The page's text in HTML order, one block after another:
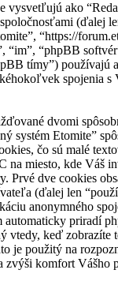
vysvetľujú ako
(ďalej
“https://
“im”, “phpBB
tímy”) používajú
spojenia s
dvomi
systém Etomite”
čo sú malé
na miesto, kde Váš
Prvé dve cookies
(ďalej len
anonymného
automaticky priradí
vtedy, keď zobrazíte
je použitý na
zvýši komfort Vášho